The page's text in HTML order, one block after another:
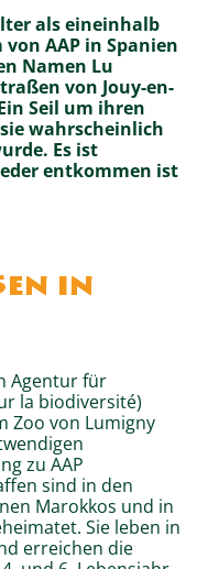
als eineinhalb
AAP in Spanien
Namen Lu
von Jouy-en-
Seil um ihren
wahrscheinlich
Es ist
entkommen ist
in
Agentur für
la biodiversité)
Zoo von Lumigny
zu AAP
sind in den
Marokkos und in
Sie leben in
erreichen die